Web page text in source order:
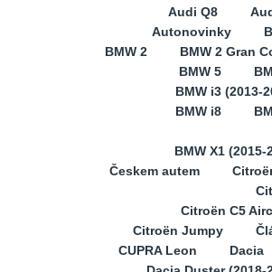
Audi Q8
Autonovinky
BMW 2
BMW 2 Gran
BMW 5
BMW i3 (2013-
BMW i8
BMW X1
Českem autem
Citroën C5
Citroën Jumpy
CUPRA Leon
Dacia